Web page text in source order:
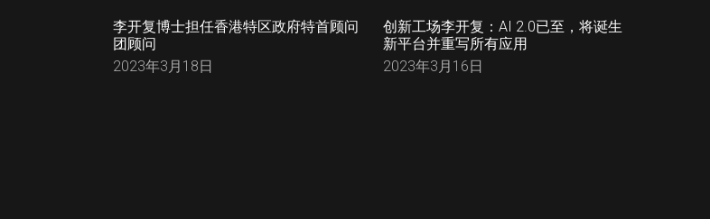
李开复博士担任香港特区政府特首顾问
团顾问
2023年3月18日
创新工场李开复：AI 2.0已至，将诞生
新平台并重写所有应用
2023年3月16日